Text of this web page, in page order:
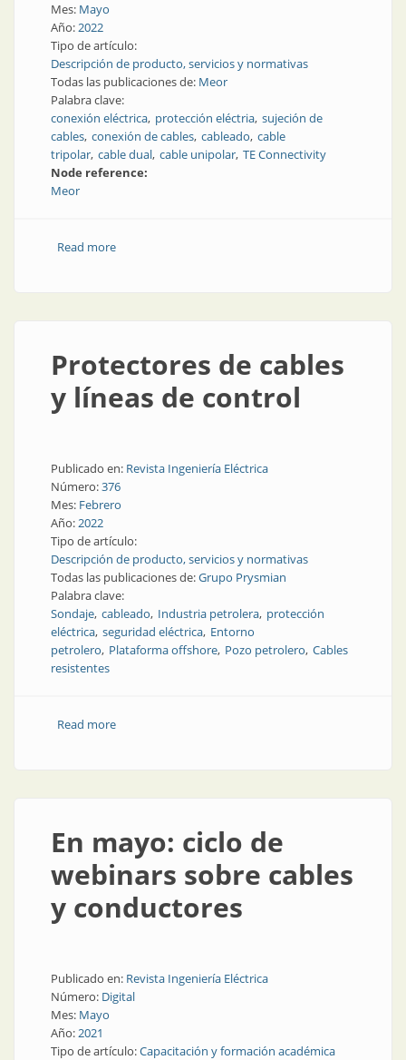
Mes: Mayo
Año:2022
Tipo de artículo:
Descripción de producto, servicios y normativas
Todas las publicaciones de: Meor
Palabra clave:
conexión eléctrica protección eléctria sujeción de
cables conexión de cables cableado cable
tripolar cable dual cable unipolar TE Connectivity
Node reference:
Meor
Read moreabout Abrazaderas para cables
Protectores de cables
y líneas de control
Publicado en: Revista Ingeniería Eléctrica
Número:376
Mes: Febrero
Año:2022
Tipo de artículo:
Descripción de producto, servicios y normativas
Todas las publicaciones de:Grupo Prysmian
Palabra clave:
Sondaje cableado Industria petrolera protección
eléctrica seguridad eléctrica Entorno
petrolero Plataforma offshore Pozo petrolero Cables
resistentes
Read moreabout Protectores de cables y líneas de control
En mayo: ciclo de
webinars sobre cables
y conductores
Publicado en: Revista Ingeniería Eléctrica
Número: Digital
Mes: Mayo
Año:2021
Tipo de artículo:Capacitación y formación académica